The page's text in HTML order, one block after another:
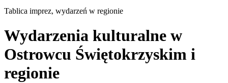
Tablica imprez, wydarzeń w regionie
Wydarzenia kulturalne w
Ostrowcu Świętokrzyskim i
regionie